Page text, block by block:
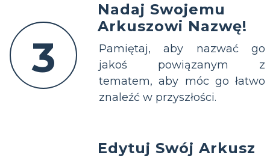
3
Nadaj Swojemu
Arkuszowi Nazwę!
Pamiętaj, aby nazwać go
jakoś powiązanym z
tematem, aby móc go łatwo
znaleźć w przyszłości.
Edytuj Swój Arkusz